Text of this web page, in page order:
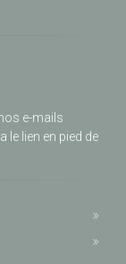
e-mails
le lien en pied de